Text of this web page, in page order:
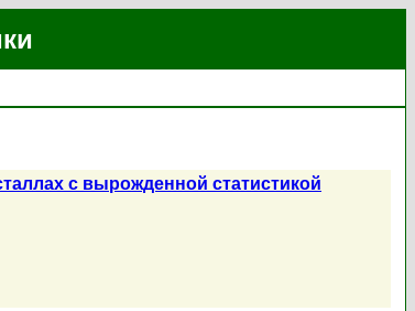
с вырожденной статистикой